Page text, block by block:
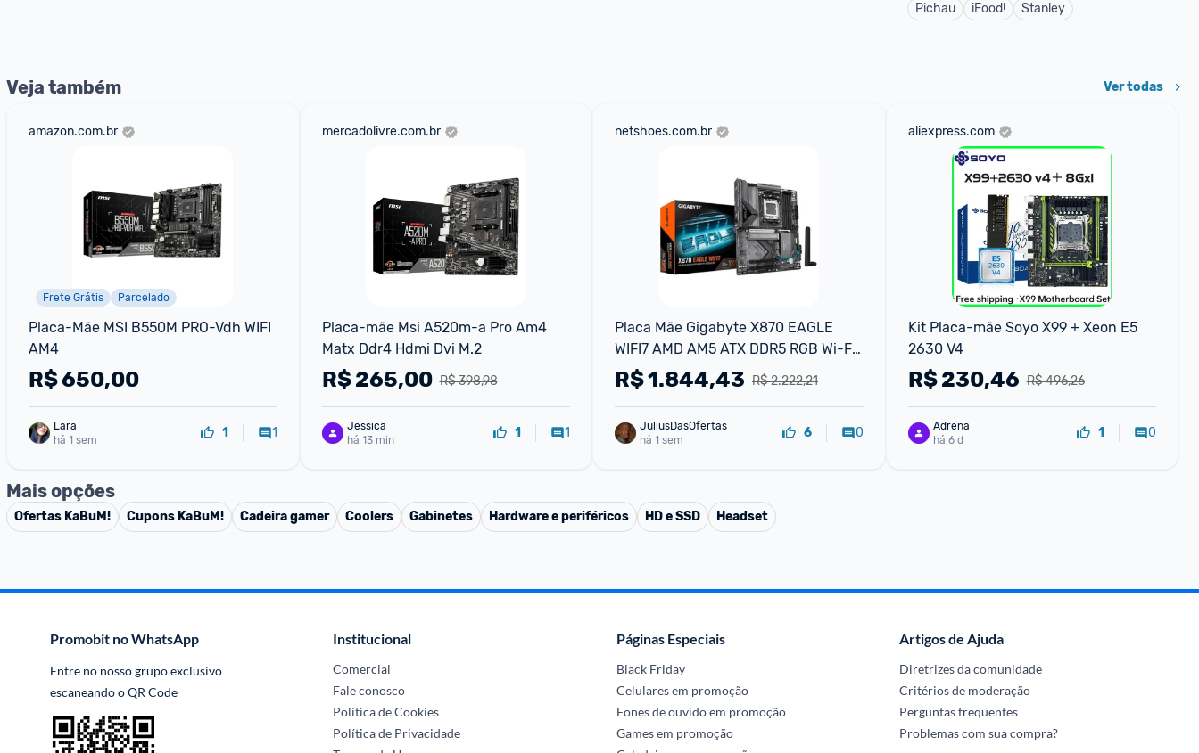
Pichau
iFood! Stanley
Veja também Ver todas
amazon.com.br
Frete Grátis Parcelado
Placa-Mãe MSI B550M PRO-Vdh WIFI
AM4
R$650,00
Lara
há 1 sem
1 1
mercadolivre.com.br
Placa-mãe Msi A520m-a Pro Am4
Matx Ddr4 Hdmi Dvi M.2
R$ 398,98
R$265,00
Jessica
há 13 min
1 1
netshoes.com.br
Placa Mãe Gigabyte X870 EAGLE
WIFI7 AMD AM5 ATX DDR5 RGB Wi-Fi
7 tooth - X870 EAGLE WIFI7
R$ 2.222,21
R$1.844,43
JuliusDasOfertas
há 1 sem
6 0
aliexpress.com
Kit Placa-mãe Soyo X99 + Xeon E5
2630 V4
R$ 496,26
R$230,46
Adrena
há 6 d
1 0
Mais opções
Ofertas KaBuM! Cupons KaBuM! Cadeira gamer Coolers Gabinetes Hardware e periféricos HD e SSD Headset
Promobit no WhatsApp
Entre no nosso grupo exclusivo
escaneando o QR Code
Institucional
Comercial
Fale conosco
Política de Cookies
Política de Privacidade
Páginas Especiais
Black Friday
Celulares em promoção
Fones de ouvido em promoção
Games em promoção
Artigos de Ajuda
Diretrizes da comunidade
Critérios de moderação
Perguntas frequentes
Problemas com sua compra?